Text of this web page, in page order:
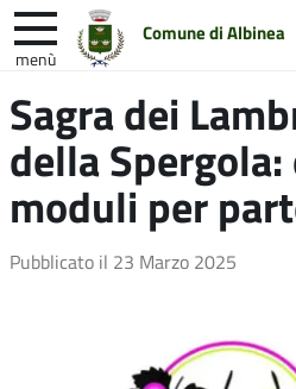
Comune di Albinea
menù
nel
sito
Entra in Comune
Unione Colline
Sagra dei
della Spergola:
moduli per
Pubblicato il 23 Marzo 2025